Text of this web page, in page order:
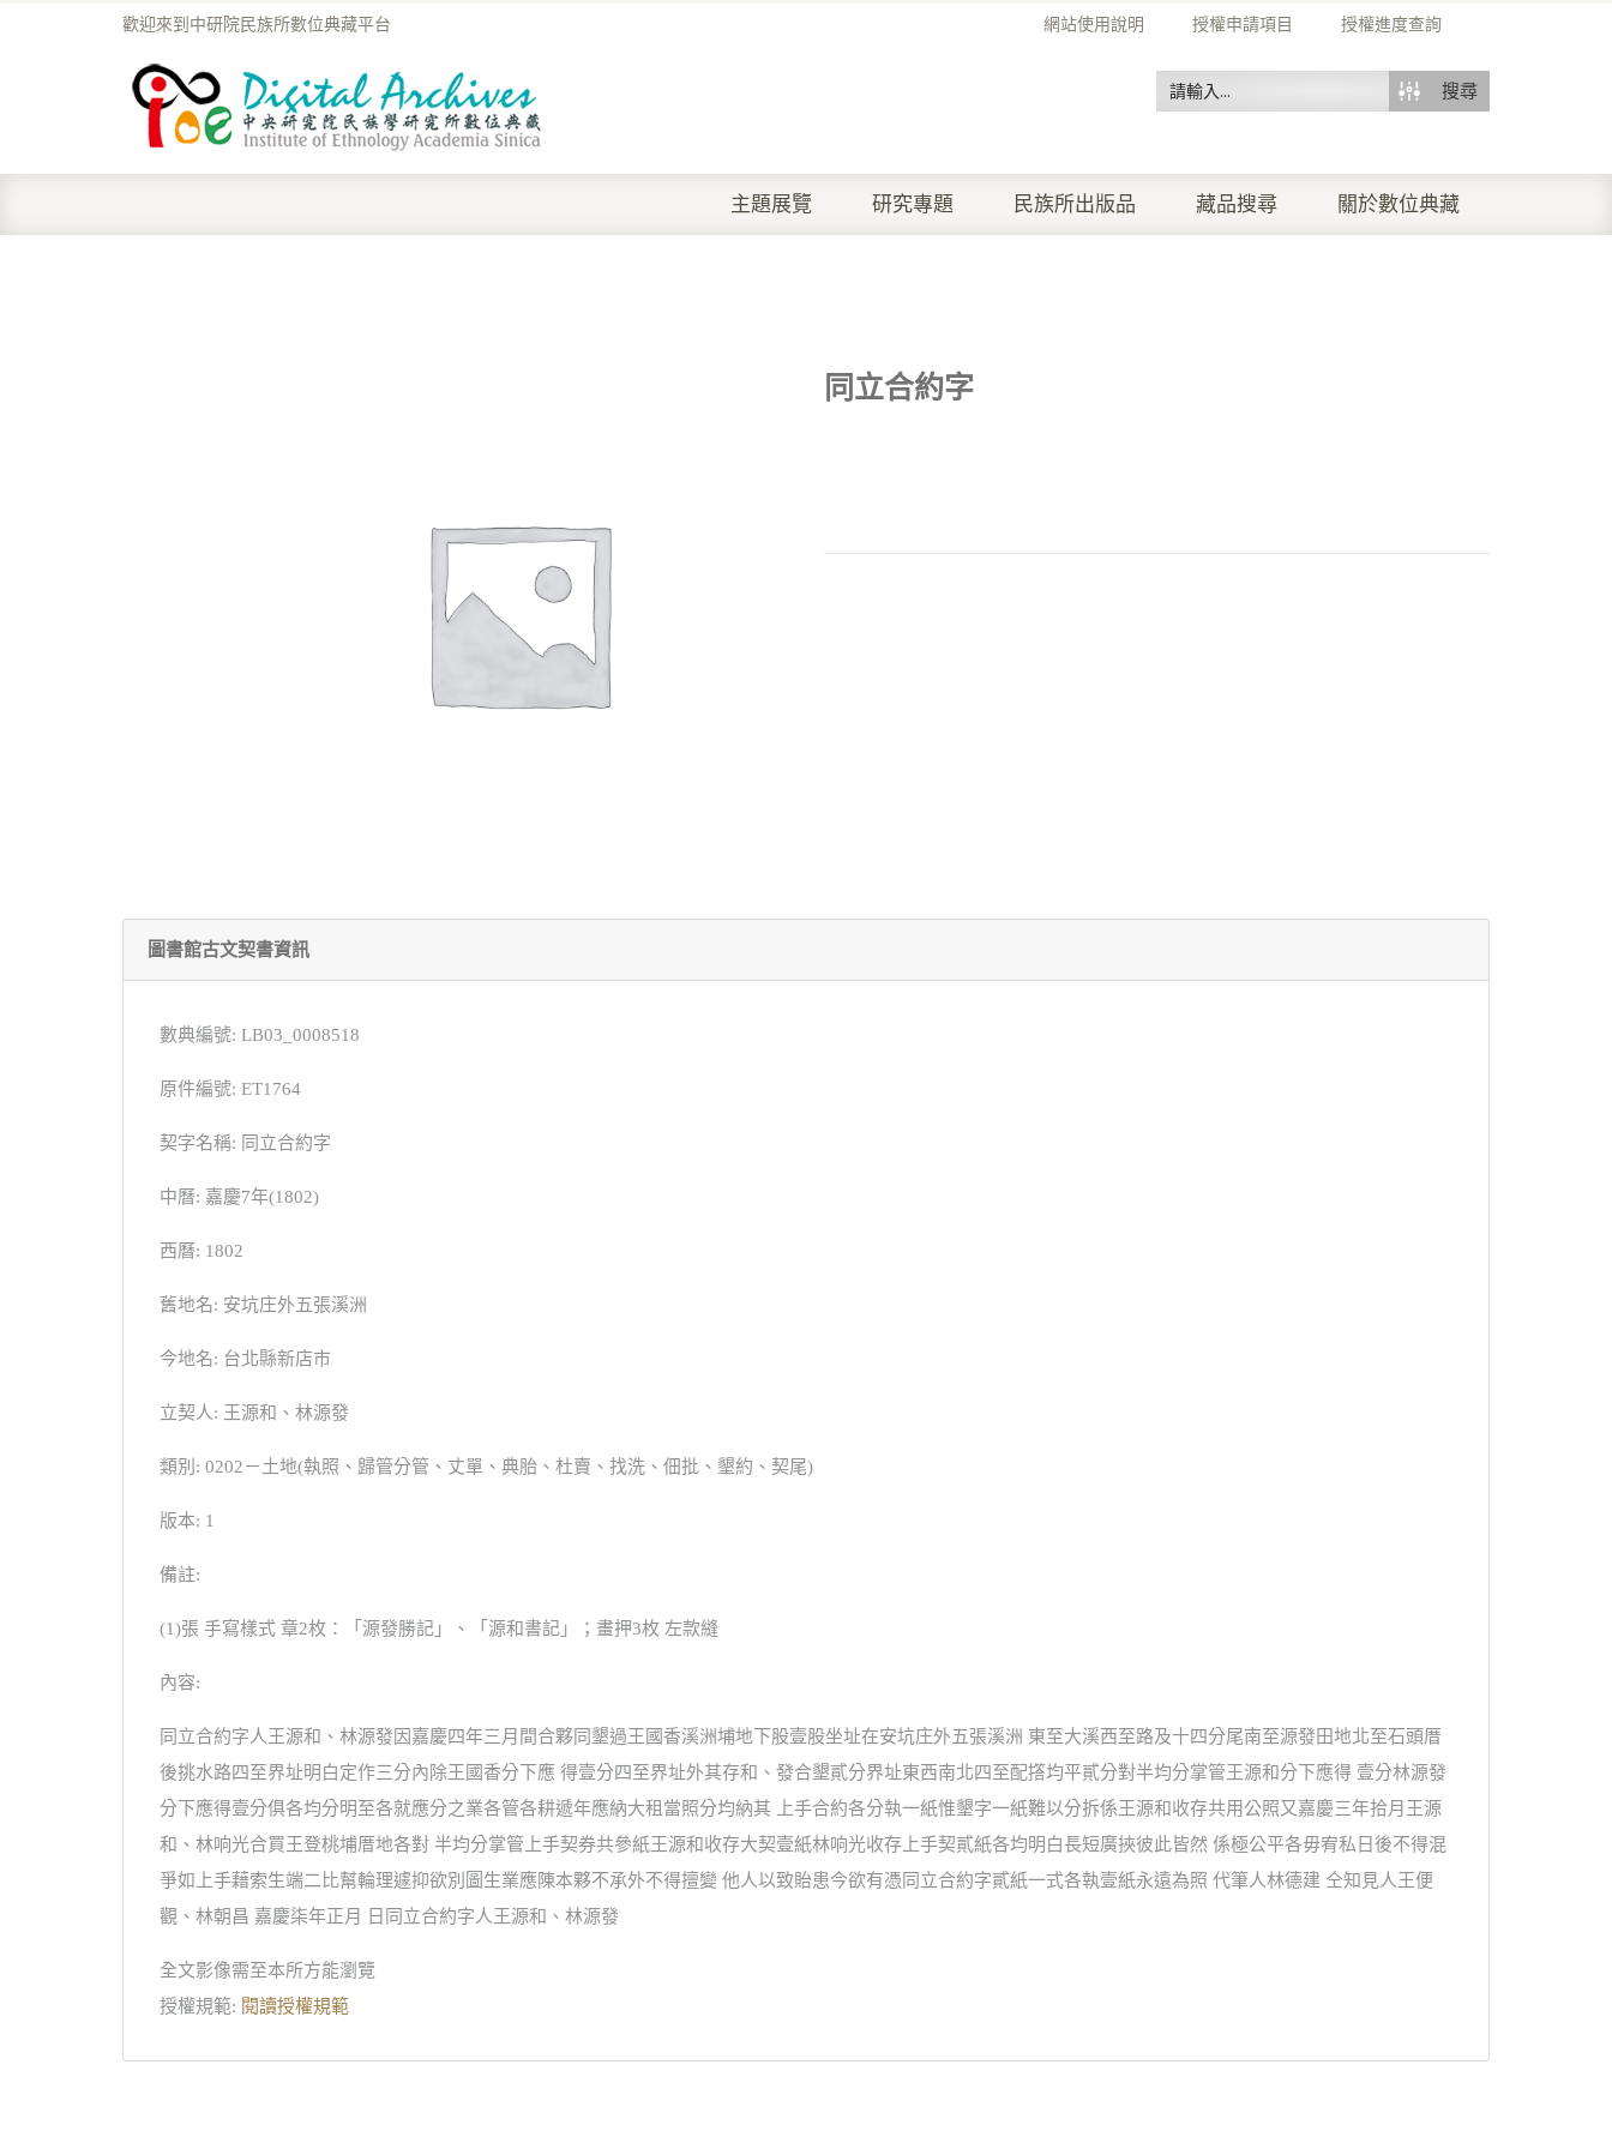
網站使用說明 授權申請項目 授權進度查詢
歡迎來到中研院民族所數位典藏平台
搜尋
主題展覽 研究專題 民族所出版品 藏品搜尋 關於數位典藏
同立合約字
圖書館古文契書資訊
數典編號: LB03_0008518
原件編號: ET1764
契字名稱: 同立合約字
中曆: 嘉慶7年(1802)
西曆: 1802
舊地名: 安坑庄外五張溪洲
今地名: 台北縣新店市
立契人: 王源和、林源發
類別: 0202－土地(執照、歸管分管、丈單、典胎、杜賣、找洗、佃批、墾約、契尾)
版本: 1
備註:
(1)張 手寫樣式 章2枚：「源發勝記」、「源和書記」；畫押3枚 左款縫
內容:
同立合約字人王源和、林源發因嘉慶四年三月間合夥同墾過王國香溪洲埔地下股壹股坐址在安坑庄外五張溪洲 東至大溪西至路及十四分尾南至源發田地北至石頭厝
後挑水路四至界址明白定作三分內除王國香分下應 得壹分四至界址外其存和、發合墾貳分界址東西南北四至配撘均平貳分對半均分掌管王源和分下應得 壹分林源發
分下應得壹分俱各均分明至各就應分之業各管各耕遞年應納大租當照分均納其 上手合約各分執一紙惟墾字一紙難以分拆係王源和收存共用公照又嘉慶三年拾月王源
和、林响光合買王登桃埔厝地各對 半均分掌管上手契券共參紙王源和收存大契壹紙林响光收存上手契貳紙各均明白長短廣挾彼此皆然 係極公平各毋宥私日後不得混
爭如上手藉索生端二比幫輪理遽抑欲別圖生業應陳本夥不承外不得擅變 他人以致貽患今欲有憑同立合約字貳紙一式各執壹紙永遠為照 代筆人林德建 仝知見人王便
觀、林朝昌 嘉慶柒年正月 日同立合約字人王源和、林源發
全文影像需至本所方能瀏覽
授權規範: 閱讀授權規範